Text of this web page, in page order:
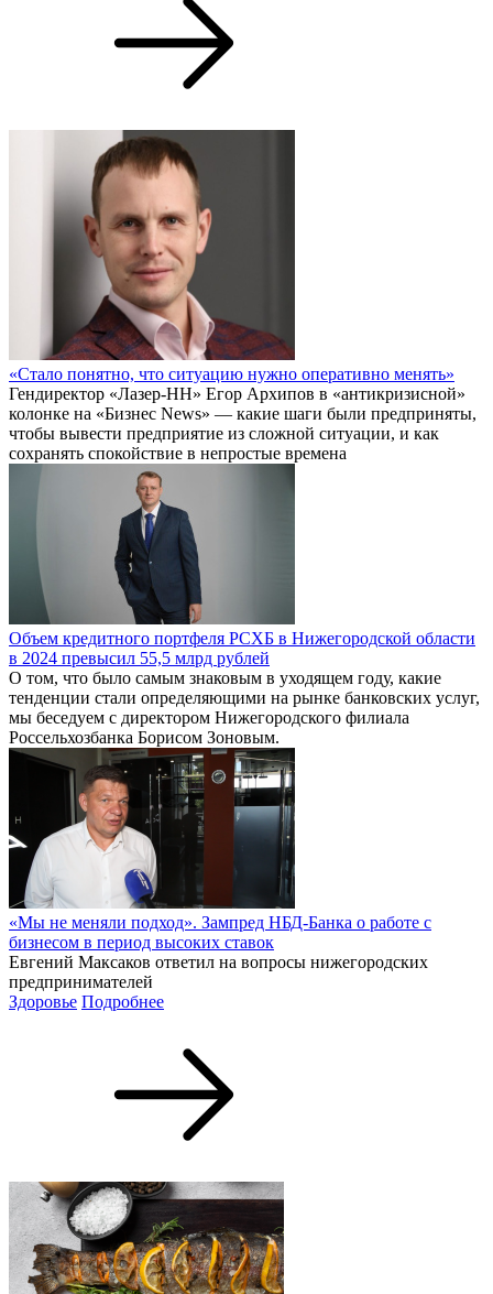
«Стало понятно, что ситуацию нужно оперативно менять»
Гендиректор «Лазер-НН» Егор Архипов в «антикризисной»
колонке на «Бизнес News» — какие шаги были предприняты,
чтобы вывести предприятие из сложной ситуации, и как
сохранять спокойствие в непростые времена
Объем кредитного портфеля РСХБ в Нижегородской области
в 2024 превысил 55,5 млрд рублей
О том, что было самым знаковым в уходящем году, какие
тенденции стали определяющими на рынке банковских услуг,
мы беседуем с директором Нижегородского филиала
Россельхозбанка Борисом Зоновым.
«Мы не меняли подход». Зампред НБД-Банка о работе с
бизнесом в период высоких ставок
Евгений Максаков ответил на вопросы нижегородских
предпринимателей
Здоровье Подробнее